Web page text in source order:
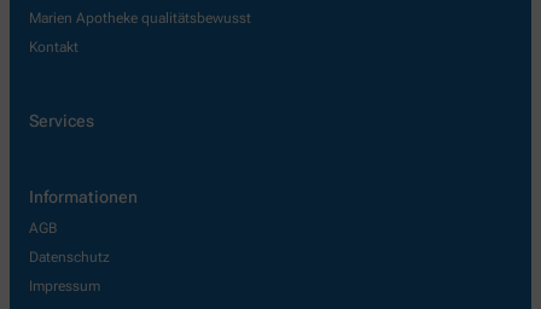
Marien Apotheke qualitätsbewusst
Kontakt
Services
Informationen
AGB
Datenschutz
Impressum